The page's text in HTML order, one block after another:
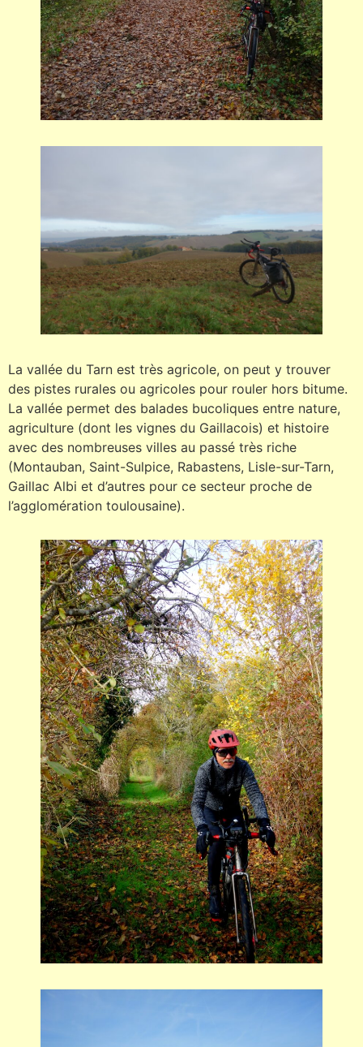
La vallée du Tarn est très agricole, on peut y trouver
des pistes rurales ou agricoles pour rouler hors bitume.
La vallée permet des balades bucoliques entre nature,
agriculture (dont les vignes du Gaillacois) et histoire
avec des nombreuses villes au passé très riche
(Montauban, Saint-Sulpice, Rabastens, Lisle-sur-Tarn,
Gaillac Albi et d’autres pour ce secteur proche de
l’agglomération toulousaine).